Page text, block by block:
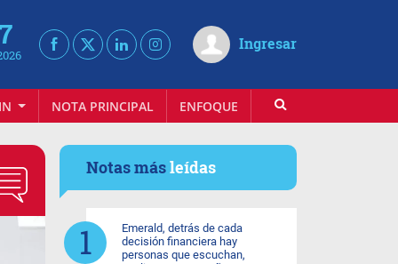
Ingresar
NOTA PRINCIPAL ENFOQUE INFOVINO
Notas másleídas
Emerald, detrás de cada
decisión financiera hay
personas que escuchan,